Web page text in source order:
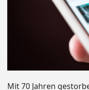
Mit 70 Jahren